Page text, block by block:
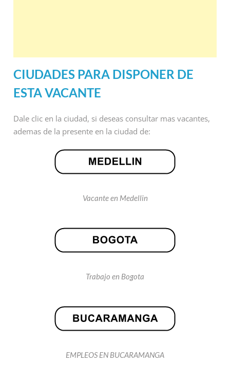
CIUDADES PARA DISPONER DE
ESTA VACANTE
Dale clic en la ciudad, si deseas consultar mas vacantes,
ademas de la presente en la ciudad de:
Vacante en Medellin
Trabajo en Bogota
EMPLEOS EN BUCARAMANGA